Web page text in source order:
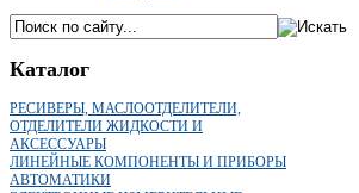
Каталог
РЕСИВЕРЫ, МАСЛООТДЕЛИТЕЛИ,
ОТДЕЛИТЕЛИ ЖИДКОСТИ И
АКСЕССУАРЫ
ЛИНЕЙНЫЕ КОМПОНЕНТЫ И ПРИБОРЫ
АВТОМАТИКИ